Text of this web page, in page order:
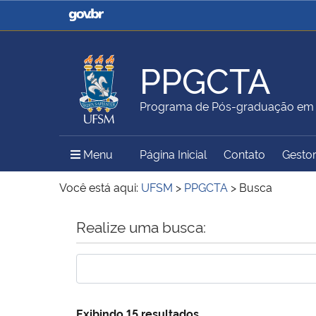
Casa Civil
Ministério da Justiça e
Ministério da Agricultura,
Pecuária e Abastecimento
Ministério da Educação
Ministério do Meio Ambiente Ministério do Turismo
PPGCTA
Programa de Pós-graduação
Menu Menu Principal do Sítio
Página Inicial Contato
Você está aqui: UFSM > PPGCTA > Busca
Início do conteúdo
Realize uma busca:
Exibindo 15 resultados